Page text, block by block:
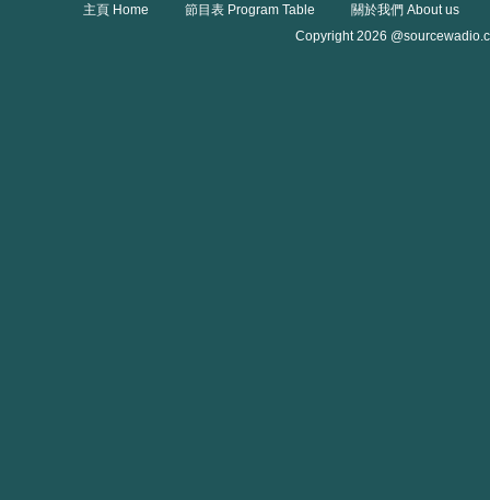
主頁 Home 節目表 Program Table
關於我們 About us
Copyright 2026